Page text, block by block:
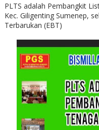
PLTS adalah Pembangkit
Kec. Giligenting Sumenep,
Terbarukan (EBT)